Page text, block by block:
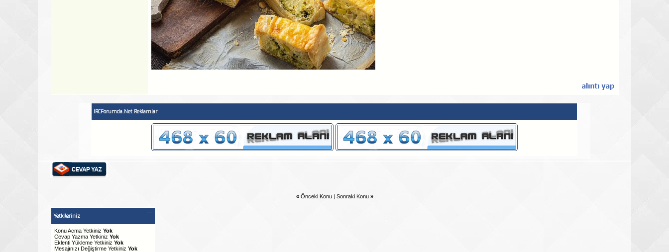
IRCForumda.Net Reklamlar
« Önceki Konu| Sonraki Konu »
Yetkileriniz
Konu Acma Yetkiniz Yok
Cevap Yazma Yetkiniz Yok
Eklenti Yükleme Yetkiniz Yok
Mesajınızı Değiştirme Yetkiniz Yok